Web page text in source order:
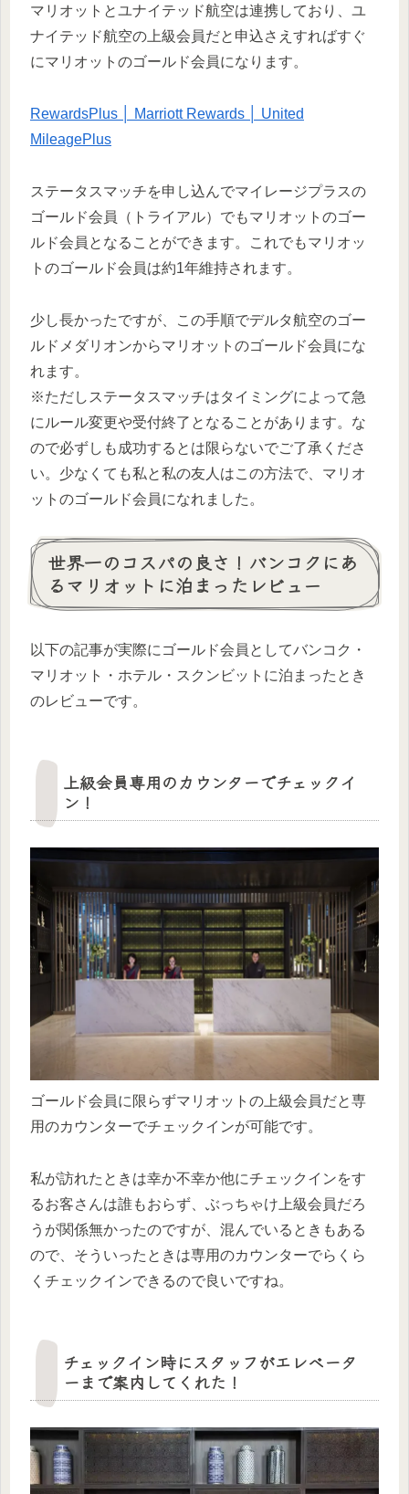
マリオットとユナイテッド航空は連携しており、ユ
ナイテッド航空の上級会員だと申込さえすればすぐ
にマリオットのゴールド会員になります。
RewardsPlus │ Marriott Rewards │ United
MileagePlus
ステータスマッチを申し込んでマイレージプラスの
ゴールド会員（トライアル）でもマリオットのゴー
ルド会員となることができます。これでもマリオッ
トのゴールド会員は約1年維持されます。
少し長かったですが、この手順でデルタ航空のゴー
ルドメダリオンからマリオットのゴールド会員にな
れます。
※ただしステータスマッチはタイミングによって急
にルール変更や受付終了となることがあります。な
ので必ずしも成功するとは限らないでご了承くださ
い。少なくても私と私の友人はこの方法で、マリオ
ットのゴールド会員になれました。
世界一のコスパの良さ！バンコクにあ
るマリオットに泊まったレビュー
以下の記事が実際にゴールド会員としてバンコク・
マリオット・ホテル・スクンビットに泊まったとき
のレビューです。
上級会員専用のカウンターでチェックイ
ン！
ゴールド会員に限らずマリオットの上級会員だと専
用のカウンターでチェックインが可能です。
私が訪れたときは幸か不幸か他にチェックインをす
るお客さんは誰もおらず、ぶっちゃけ上級会員だろ
うが関係無かったのですが、混んでいるときもある
ので、そういったときは専用のカウンターでらくら
くチェックインできるので良いですね。
チェックイン時にスタッフがエレベータ
ーまで案内してくれた！